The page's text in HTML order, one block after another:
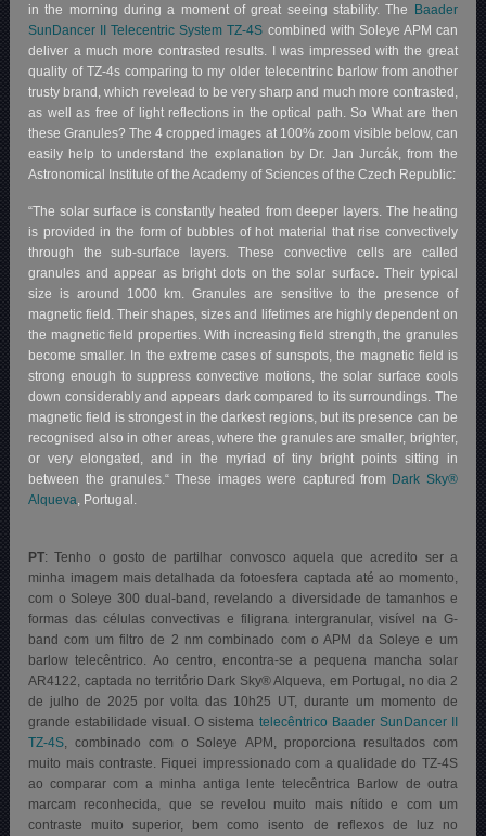
in the morning during a moment of great seeing stability. The Baader
SunDancer II Telecentric System TZ-4S combined with Soleye APM can
deliver a much more contrasted results. I was impressed with the great
quality of TZ-4s comparing to my older telecentrinc barlow from another
trusty brand, which revelead to be very sharp and much more contrasted,
as well as free of light reflections in the optical path. So What are then
these Granules? The 4 cropped images at 100% zoom visible below, can
easily help to understand the explanation by Dr. Jan Jurcák, from the
Astronomical Institute of the Academy of Sciences of the Czech Republic:
“The solar surface is constantly heated from deeper layers. The heating
is provided in the form of bubbles of hot material that rise convectively
through the sub-surface layers. These convective cells are called
granules and appear as bright dots on the solar surface. Their typical
size is around 1000 km. Granules are sensitive to the presence of
magnetic field. Their shapes, sizes and lifetimes are highly dependent on
the magnetic field properties. With increasing field strength, the granules
become smaller. In the extreme cases of sunspots, the magnetic field is
strong enough to suppress convective motions, the solar surface cools
down considerably and appears dark compared to its surroundings. The
magnetic field is strongest in the darkest regions, but its presence can be
recognised also in other areas, where the granules are smaller, brighter,
or very elongated, and in the myriad of tiny bright points sitting in
between the granules.“ These images were captured from Dark Sky®
Alqueva , Portugal.
PT: Tenho o gosto de partilhar convosco aquela que acredito ser a
minha imagem mais detalhada da fotoesfera captada até ao momento,
com o Soleye 300 dual-band, revelando a diversidade de tamanhos e
formas das células convectivas e filigrana intergranular, visível na G-
band com um filtro de 2 nm combinado com o APM da Soleye e um
barlow telecêntrico. Ao centro, encontra-se a pequena mancha solar
AR4122, captada no território Dark Sky® Alqueva, em Portugal, no dia 2
de julho de 2025 por volta das 10h25 UT, durante um momento de
grande estabilidade visual. O sistema telecêntrico Baader SunDancer II
TZ-4S , combinado com o Soleye APM, proporciona resultados com
muito mais contraste. Fiquei impressionado com a qualidade do TZ-4S
ao comparar com a minha antiga lente telecêntrica Barlow de outra
marcam reconhecida, que se revelou muito mais nítido e com um
contraste muito superior, bem como isento de reflexos de luz no